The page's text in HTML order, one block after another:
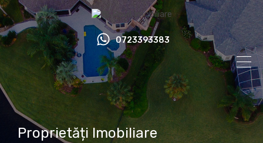
0723393383
Proprietăți Imobiliare